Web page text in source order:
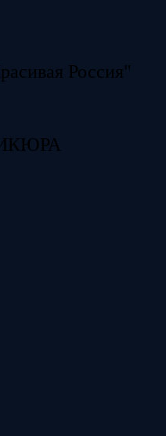
Россия"